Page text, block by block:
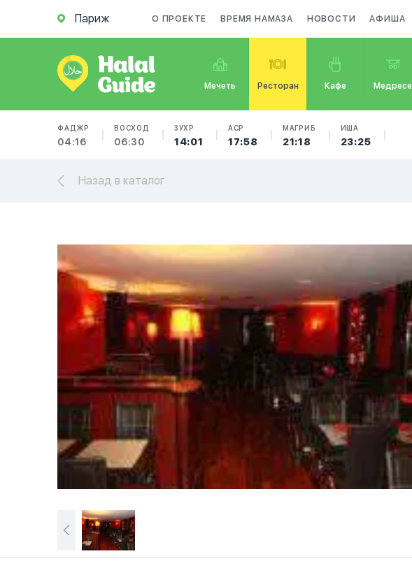
Париж О ПРОЕКТЕ ВРЕМЯ НАМАЗА НОВОСТИ АФИША
Мечеть Ресторан Кафе Медресе
ФАДЖР
04:16
ВОСХОД
06:30
ЗУХР
14:01
АСР
17:58
МАГРИБ
21:18
ИША
23:25
Назад в каталог